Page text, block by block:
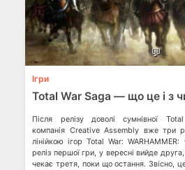
💬
Ігри
Total War Saga — що це і з
Після релізу доволі сумнівної
компанія Creative Assembly вже три
лінійкою ігор Total War:
реліз першої гри, у вересні вийде
чекає третя, поки що остання. Звісно,